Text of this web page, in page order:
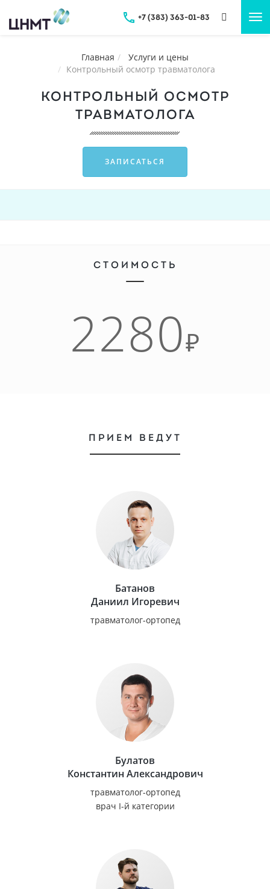
+7 (383) 363-01-83
Главная
Услуги и цены
Контрольный осмотр травматолога
КОНТРОЛЬНЫЙ ОСМОТР
ТРАВМАТОЛОГА
ЗАПИСАТЬСЯ
СТОИМОСТЬ
2280₽
ПРИЕМ ВЕДУТ
Батанов
Даниил Игоревич
травматолог-ортопед
Булатов
Константин Александрович
травматолог-ортопед
врач I-й категории